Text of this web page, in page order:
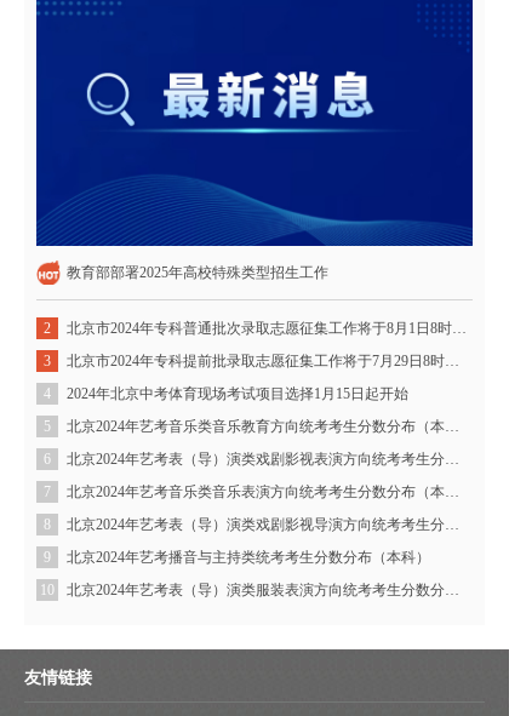
教育部部署2025年高校特殊类型招生工作
2
北京市2024年专科普通批次录取志愿征集工作将于8月1日8时开始
3
北京市2024年专科提前批录取志愿征集工作将于7月29日8时开始
4
2024年北京中考体育现场考试项目选择1月15日起开始
5
北京2024年艺考音乐类音乐教育方向统考考生分数分布（本科）
6
北京2024年艺考表（导）演类戏剧影视表演方向统考考生分数分布（本科）
7
北京2024年艺考音乐类音乐表演方向统考考生分数分布（本科）
8
北京2024年艺考表（导）演类戏剧影视导演方向统考考生分数分布（本科）
9
北京2024年艺考播音与主持类统考考生分数分布（本科）
10
北京2024年艺考表（导）演类服装表演方向统考考生分数分布（本科）
友情链接